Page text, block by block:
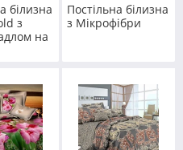
білизна
з
на
Постільна білизна
з Мікрофібри